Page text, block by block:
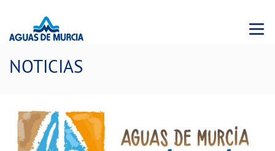
Menu
NOTICIAS